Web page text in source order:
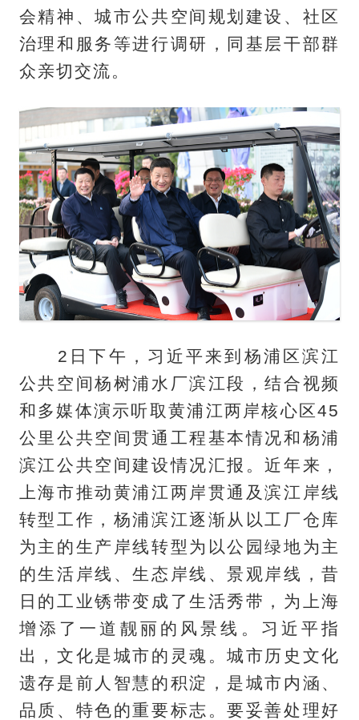
会精神、城市公共空间规划建设、社区
治理和服务等进行调研，同基层干部群
众亲切交流。
2日下午，习近平来到杨浦区滨江
公共空间杨树浦水厂滨江段，结合视频
和多媒体演示听取黄浦江两岸核心区45
公里公共空间贯通工程基本情况和杨浦
滨江公共空间建设情况汇报。近年来，
上海市推动黄浦江两岸贯通及滨江岸线
转型工作，杨浦滨江逐渐从以工厂仓库
为主的生产岸线转型为以公园绿地为主
的生活岸线、生态岸线、景观岸线，昔
日的工业锈带变成了生活秀带，为上海
增添了一道靓丽的风景线。习近平指
出，文化是城市的灵魂。城市历史文化
遗存是前人智慧的积淀，是城市内涵、
品质、特色的重要标志。要妥善处理好